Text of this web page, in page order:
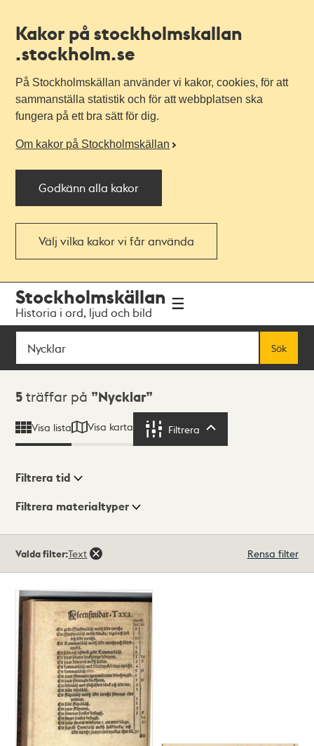
Kakor på stockholmskallan
.stockholm.se
På Stockholmskällan använder vi kakor, cookies, för att
sammanställa statistik och för att webbplatsen ska
fungera på ett bra sätt för dig.
Om kakor på Stockholmskällan
Godkänn alla kakor
Välj vilka kakor vi får använda
navigationen
huvudinnehållet
Stockholmskällan
Historia i ord, ljud och bild
Sök
Sök
Sökresultat
5 träffar på Nycklar
Visa lista Visa karta Filtrera
Visningsläge
Filtrera tid
Filtrera materialtyper
träffar
Valda filter:Text Rensa filter